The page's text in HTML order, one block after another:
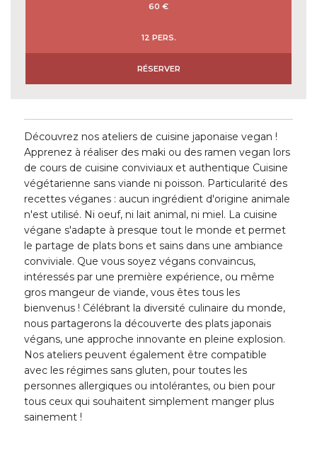
60 €
12 PERS.
RÉSERVER
Découvrez nos ateliers de cuisine japonaise vegan !
Apprenez à réaliser des maki ou des ramen vegan lors
de cours de cuisine conviviaux et authentique Cuisine
végétarienne sans viande ni poisson. Particularité des
recettes véganes : aucun ingrédient d'origine animale
n'est utilisé. Ni oeuf, ni lait animal, ni miel. La cuisine
végane s'adapte à presque tout le monde et permet
le partage de plats bons et sains dans une ambiance
conviviale. Que vous soyez végans convaincus,
intéressés par une première expérience, ou même
gros mangeur de viande, vous êtes tous les
bienvenus ! Célébrant la diversité culinaire du monde,
nous partagerons la découverte des plats japonais
végans, une approche innovante en pleine explosion.
Nos ateliers peuvent également être compatible
avec les régimes sans gluten, pour toutes les
personnes allergiques ou intolérantes, ou bien pour
tous ceux qui souhaitent simplement manger plus
sainement !